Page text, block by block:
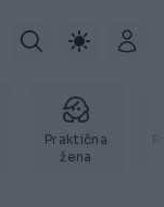
Praktična
žena